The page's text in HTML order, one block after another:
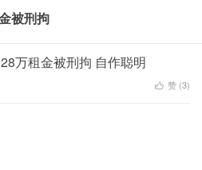
信息资讯门户
被刑拘
万租金被刑拘 自作聪明
 赞 (3)